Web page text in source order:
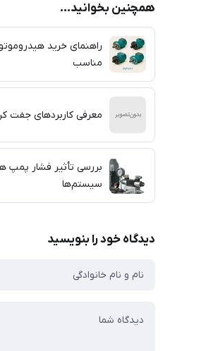
همچنین بخوانید...
راهنمای خرید
مناسب
معرفی کاربردهای جفت
بررسی تأثیر فشار پمپ
سیستم‌ها
دیدگاه خود را بنویسید